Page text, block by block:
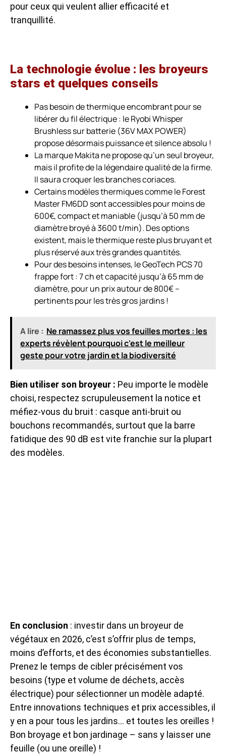
pour ceux qui veulent allier efficacité et
tranquillité.
La technologie évolue : les broyeurs
stars et quelques conseils
Pas besoin de thermique encombrant pour se
libérer du fil électrique : le Ryobi Whisper
Brushless sur batterie (36V MAX POWER)
propose désormais puissance et silence absolu !
La marque Makita ne propose qu’un seul broyeur,
mais il profite de la légendaire qualité de la firme.
Il saura croquer les branches coriaces.
Certains modèles thermiques comme le Forest
Master FM6DD sont accessibles pour moins de
600€, compact et maniable (jusqu’à 50 mm de
diamètre broyé à 3600 t/min). Des options
existent, mais le thermique reste plus bruyant et
plus réservé aux très grandes quantités.
Pour des besoins intenses, le GeoTech PCS 70
frappe fort : 7 ch et capacité jusqu’à 65 mm de
diamètre, pour un prix autour de 800€ –
pertinents pour les très gros jardins !
A lire : Ne ramassez plus vos feuilles mortes : les
experts révèlent pourquoi c'est le meilleur
geste pour votre jardin et la biodiversité
Bien utiliser son broyeur : Peu importe le modèle
choisi, respectez scrupuleusement la notice et
méfiez-vous du bruit : casque anti-bruit ou
bouchons recommandés, surtout que la barre
fatidique des 90 dB est vite franchie sur la plupart
des modèles.
En conclusion : investir dans un broyeur de
végétaux en 2026, c’est s’offrir plus de temps,
moins d’efforts, et des économies substantielles.
Prenez le temps de cibler précisément vos
besoins (type et volume de déchets, accès
électrique) pour sélectionner un modèle adapté.
Entre innovations techniques et prix accessibles, il
y en a pour tous les jardins… et toutes les oreilles !
Bon broyage et bon jardinage – sans y laisser une
feuille (ou une oreille) !